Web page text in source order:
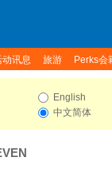
动讯息 旅游 Perks会
English
中文简体